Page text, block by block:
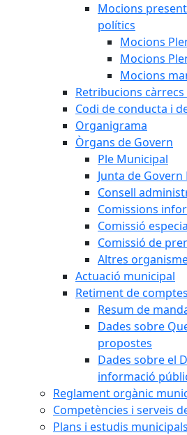
Mocions
polítics
Mocions
Mocions
Mocions
Retribucions càrrecs
Codi de conducta i
Organigrama
Òrgans de Govern
Ple Municipal
Junta de Govern
Consell
Comissions
Comissió
Comissió de
Altres
Actuació municipal
Retiment de comptes
Resum de
Dades sobre
propostes
Dades sobre el
informació
Reglament orgànic
Competències i serveis
Plans i estudis municipals